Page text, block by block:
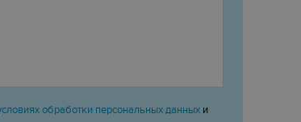
обработки персональных данных и